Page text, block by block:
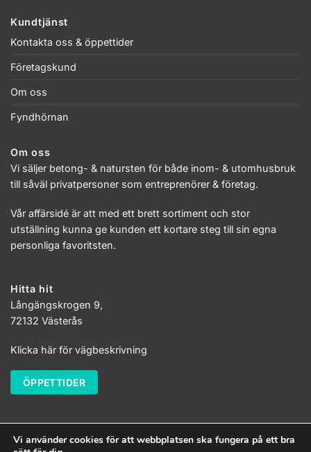
Kundtjänst
Kontakta oss & öppettider
Företagskund
Om oss
Fyndhörnan
Om oss
Vi säljer betong- & natursten för både inom- & utomhusbruk
till såväl privatpersoner som entreprenörer & företag.
Vår affärsidé är att med ett brett sortiment och stor
utställning kunna ge kunden ett kortare steg till sin egna
personliga favoritsten.
Hitta hit
Långängskrogen 9,
72132 Västerås
Klicka här för vägbeskrivning
ÖPPETTIDER
Vi använder cookies för att webbplatsen ska fungera på ett bra